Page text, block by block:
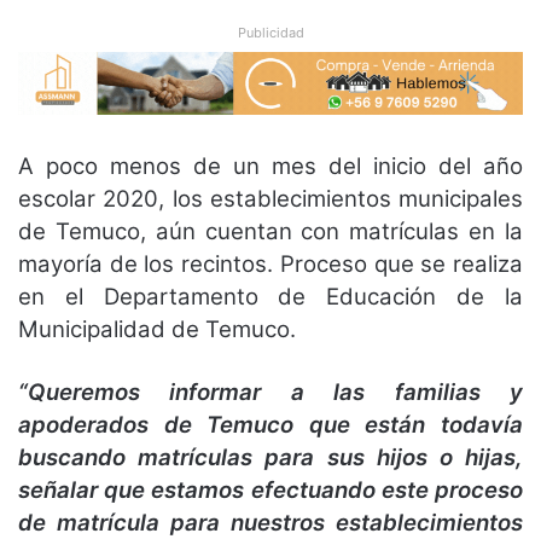
Publicidad
A poco menos de un mes del inicio del año
escolar 2020, los establecimientos municipales
de Temuco, aún cuentan con matrículas en la
mayoría de los recintos. Proceso que se realiza
en el Departamento de Educación de la
Municipalidad de Temuco.
“Queremos informar a las familias y
apoderados de Temuco que están todavía
buscando matrículas para sus hijos o hijas,
señalar que estamos efectuando este proceso
de matrícula para nuestros establecimientos